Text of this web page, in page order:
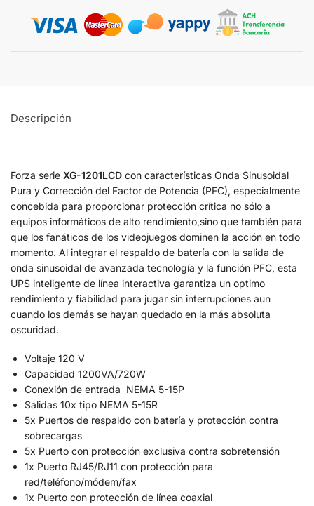
Descripción
Forza serie XG-1201LCD con características Onda Sinusoidal
Pura y Corrección del Factor de Potencia (PFC), especialmente
concebida para proporcionar protección crítica no sólo a
equipos informáticos de alto rendimiento,sino que también para
que los fanáticos de los videojuegos dominen la acción en todo
momento. Al integrar el respaldo de batería con la salida de
onda sinusoidal de avanzada tecnología y la función PFC, esta
UPS inteligente de línea interactiva garantiza un optimo
rendimiento y fiabilidad para jugar sin interrupciones aun
cuando los demás se hayan quedado en la más absoluta
oscuridad.
Voltaje 120 V
Capacidad 1200VA/720W
Conexión de entrada NEMA 5-15P
Salidas 10x tipo NEMA 5-15R
5x Puertos de respaldo con batería y protección contra
sobrecargas
5x Puerto con protección exclusiva contra sobretensión
1x Puerto RJ45/RJ11 con protección para
red/teléfono/módem/fax
1x Puerto con protección de línea coaxial